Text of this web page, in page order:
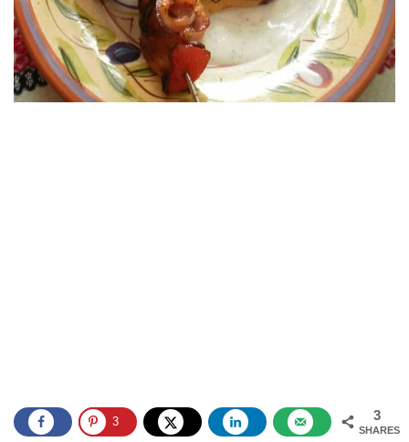
3
SHARES
3